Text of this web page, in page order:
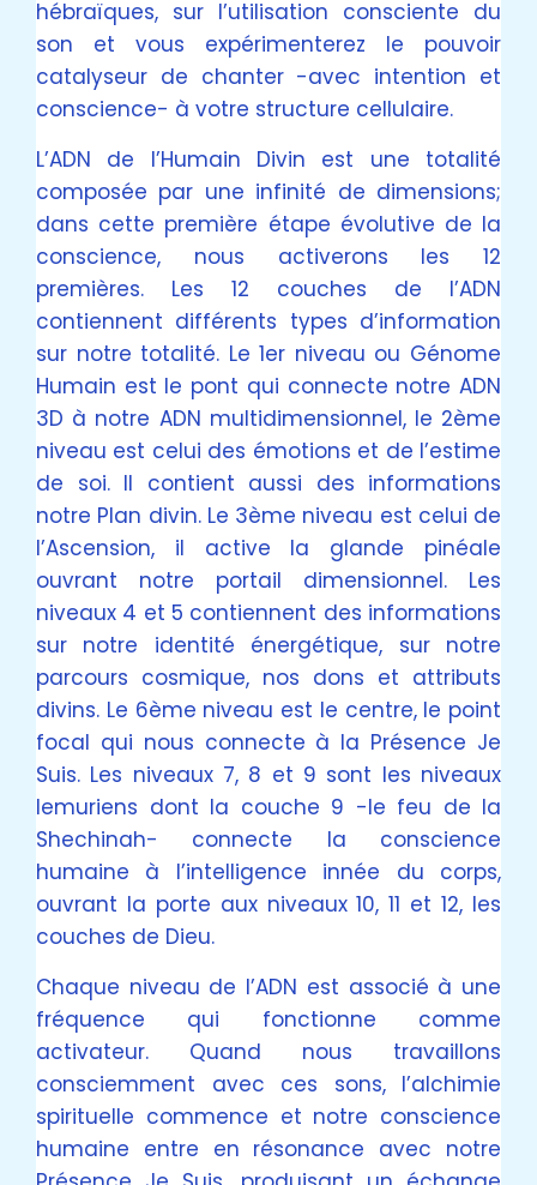
hébraïques, sur l’utilisation consciente du
son et vous expérimenterez le pouvoir
catalyseur de chanter -avec intention et
conscience- à votre structure cellulaire.
L’ADN de l’Humain Divin est une totalité
composée par une infinité de dimensions;
dans cette première étape évolutive de la
conscience, nous activerons les 12
premières. Les 12 couches de l’ADN
contiennent différents types d’information
sur notre totalité. Le 1er niveau ou Génome
Humain est le pont qui connecte notre ADN
3D à notre ADN multidimensionnel, le 2ème
niveau est celui des émotions et de l’estime
de soi. Il contient aussi des informations
notre Plan divin. Le 3ème niveau est celui de
l’Ascension, il active la glande pinéale
ouvrant notre portail dimensionnel. Les
niveaux 4 et 5 contiennent des informations
sur notre identité énergétique, sur notre
parcours cosmique, nos dons et attributs
divins. Le 6ème niveau est le centre, le point
focal qui nous connecte à la Présence Je
Suis. Les niveaux 7, 8 et 9 sont les niveaux
lemuriens dont la couche 9 -le feu de la
Shechinah- connecte la conscience
humaine à l’intelligence innée du corps,
ouvrant la porte aux niveaux 10, 11 et 12, les
couches de Dieu.
Chaque niveau de l’ADN est associé à une
fréquence qui fonctionne comme
activateur. Quand nous travaillons
consciemment avec ces sons, l’alchimie
spirituelle commence et notre conscience
humaine entre en résonance avec notre